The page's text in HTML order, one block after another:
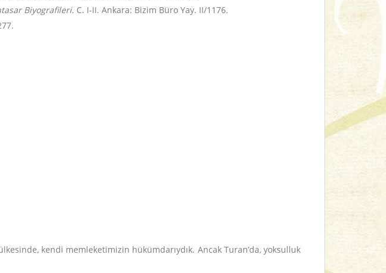
Biyografileri. C. I-II. Ankara: Bizim Büro Yay. II/1176.
kendi memleketimizin hükümdarıydık. Ancak Turan’da, yoksulluk